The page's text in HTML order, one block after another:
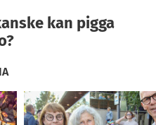
kan pigga